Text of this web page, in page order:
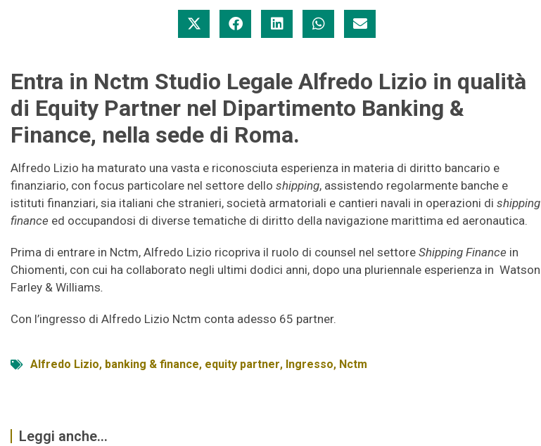
Entra in Nctm Studio Legale Alfredo Lizio in qualità
di Equity Partner nel Dipartimento Banking &
Finance, nella sede di Roma.
Alfredo Lizio ha maturato una vasta e riconosciuta esperienza in materia di diritto bancario e
finanziario, con focus particolare nel settore dello shipping, assistendo regolarmente banche e
istituti finanziari, sia italiani che stranieri, società armatoriali e cantieri navali in operazioni di shipping
finance ed occupandosi di diverse tematiche di diritto della navigazione marittima ed aeronautica.
Prima di entrare in Nctm, Alfredo Lizio ricopriva il ruolo di counsel nel settore Shipping Finance in
Chiomenti, con cui ha collaborato negli ultimi dodici anni, dopo una pluriennale esperienza in Watson
Farley & Williams.
Con l’ingresso di Alfredo Lizio Nctm conta adesso 65 partner.
Alfredo Lizio, banking & finance, equity partner, Ingresso, Nctm
Leggi anche...